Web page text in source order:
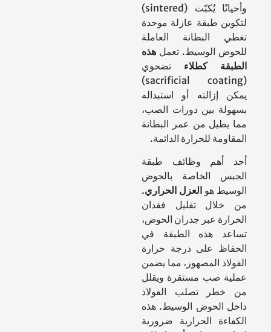
وأحيانًا يُكبّت (sintered)
لتكوين طبقة عازلة موحدة
تغطي البطانة العاملة
للحوض الوسيط. تعمل هذه
الطبقة كطلاء تضحوي
(sacrificial coating)
يمكن إزالته أو استبداله
بسهولة بين دورات الصب،
مما يطيل من عمر البطانة
المقاومة للحرارة الدائمة.
أحد أهم وظائف طبقة
الجبس الخاصة بالحوض
الوسيط هو العزل الحراري.
من خلال تقليل فقدان
الحرارة عبر جدران الحوض،
تساعد هذه الطبقة في
الحفاظ على درجة حرارة
الفولاذ المصهور، مما يضمن
عملية صب مستقرة ويقلل
من خطر تصلب الفولاذ
داخل الحوض الوسيط. هذه
الكفاءة الحرارية ضرورية